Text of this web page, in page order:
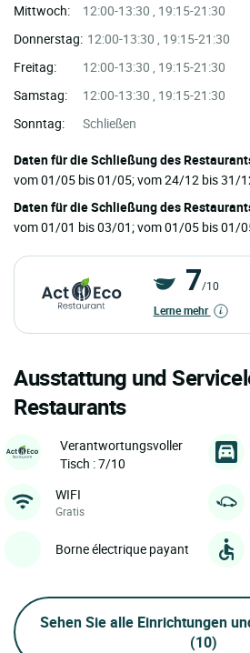
Mittwoch:
12:00-13:30 , 19:15-21:30
Donnerstag: 12:00-13:30 , 19:15-21:30
Freitag:
12:00-13:30 , 19:15-21:30
Samstag:
12:00-13:30 , 19:15-21:30
Sonntag:
Schließen
Daten für die Schließung des
vom 01/05 bis 01/05; vom 24/12 bis 31/
Daten für die Schließung des
vom 01/01 bis 03/01; vom 01/05 bis 01/
7/10
Lerne mehr
Ausstattung und
Restaurants
Verantwortungsvoller
Tisch : 7/10
WIFI
Gratis
Borne électrique payant
Sehen Sie alle Einrichtungen
(10)